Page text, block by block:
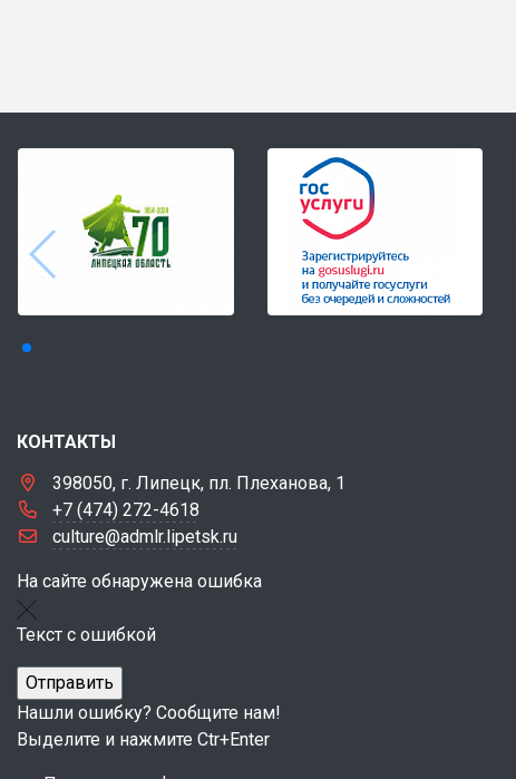
КОНТАКТЫ
398050, г. Липецк, пл. Плеханова, 1
+7 (474) 272-4618
culture@admlr.lipetsk.ru
На сайте обнаружена ошибка
Текст с ошибкой
Нашли ошибку? Сообщите нам!
Выделите и нажмите Ctr+Enter